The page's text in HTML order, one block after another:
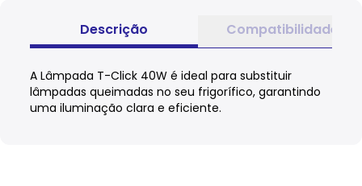
Descrição Compatibilidade
A Lâmpada T-Click 40W é ideal para substituir
lâmpadas queimadas no seu frigorífico, garantindo
uma iluminação clara e eficiente.